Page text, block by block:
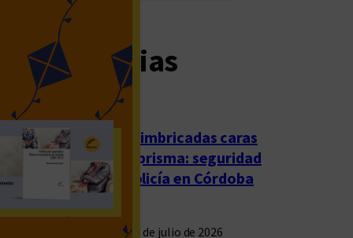
noticias
Las imbricadas caras
del prisma: seguridad
y policía en Córdoba
23 de julio de 2026